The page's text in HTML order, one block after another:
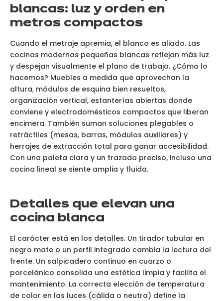
blancas: luz y orden en
metros compactos
Cuando el metraje apremia, el blanco es aliado. Las
cocinas modernas pequeñas blancas reflejan más luz
y despejan visualmente el plano de trabajo. ¿Cómo lo
hacemos? Muebles a medida que aprovechan la
altura, módulos de esquina bien resueltos,
organización vertical, estanterías abiertas donde
conviene y electrodomésticos compactos que liberan
encimera. También suman soluciones plegables o
retráctiles (mesas, barras, módulos auxiliares) y
herrajes de extracción total para ganar accesibilidad.
Con una paleta clara y un trazado preciso, incluso una
cocina lineal se siente amplia y fluida.
Detalles que elevan una
cocina blanca
El carácter está en los detalles. Un tirador tubular en
negro mate o un perfil integrado cambia la lectura del
frente. Un salpicadero continuo en cuarzo o
porcelánico consolida una estética limpia y facilita el
mantenimiento. La correcta elección de temperatura
de color en las luces (cálida o neutra) define la